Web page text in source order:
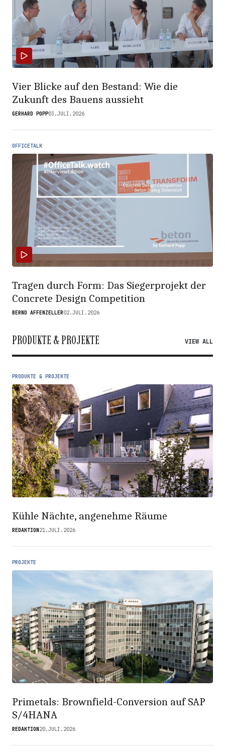
Vier Blicke auf den Bestand: Wie die
Zukunft des Bauens aussieht
GERHARD POPP03.JULI.2026
OFFICETALK
Tragen durch Form: Das Siegerprojekt der
Concrete Design Competition
BERND AFFENZELLER02.JULI.2026
PRODUKTE & PROJEKTE VIEW ALL
PRODUKTE & PROJEKTE
Kühle Nächte, angenehme Räume
REDAKTION21.JULI.2026
PROJEKTE
Primetals: Brownfield-Conversion auf SAP
S/4HANA
REDAKTION20.JULI.2026